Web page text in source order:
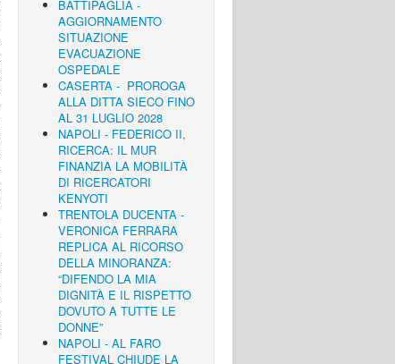
BATTIPAGLIA -
AGGIORNAMENTO
SITUAZIONE
EVACUAZIONE
OSPEDALE
CASERTA - PROROGA
ALLA DITTA SIECO FINO
AL 31 LUGLIO 2028
NAPOLI - FEDERICO II,
RICERCA: IL MUR
FINANZIA LA MOBILITÀ
DI RICERCATORI
KENYOTI
TRENTOLA DUCENTA -
VERONICA FERRARA
REPLICA AL RICORSO
DELLA MINORANZA:
“DIFENDO LA MIA
DIGNITÀ E IL RISPETTO
DOVUTO A TUTTE LE
DONNE”
NAPOLI - AL FARO
FESTIVAL CHIUDE LA